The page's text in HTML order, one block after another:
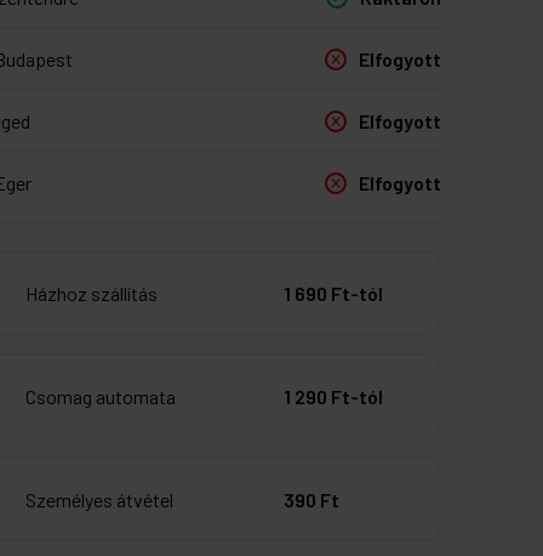
Elfogyott
Elfogyott
Elfogyott
Házhoz szállítás 1 690 Ft-tól
Csomag automata 1 290 Ft-tól
Személyes átvétel 390 Ft